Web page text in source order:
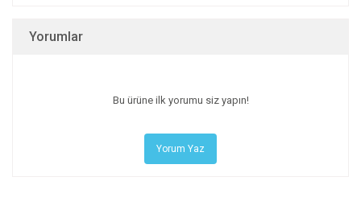
Yorumlar
Bu ürüne ilk yorumu siz yapın!
Yorum Yaz